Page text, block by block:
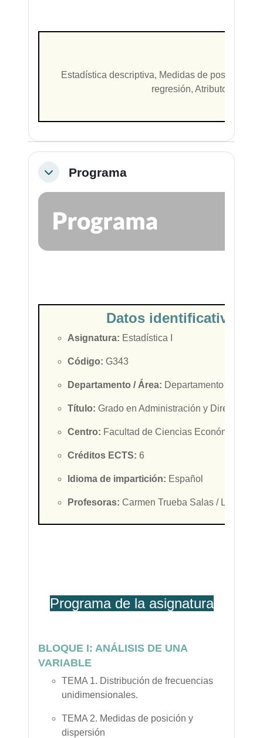
Estadística descriptiva, Medidas de posición,
regresión, Atributos,
ColapsarPrograma
Datos identificativos
Asignatura: Estadística I
Código: G343
Departamento / Área: Departamento de
Título: Grado en Administración y Dirección
Centro: Facultad de Ciencias Económicas y
Créditos ECTS: 6
Idioma de impartición: Español
Profesoras: Carmen Trueba Salas / Lorena
Programa de la asignatura
BLOQUE I: ANÁLISIS DE UNA
VARIABLE
TEMA 1. Distribución de frecuencias
unidimensionales.
TEMA 2. Medidas de posición y
dispersión